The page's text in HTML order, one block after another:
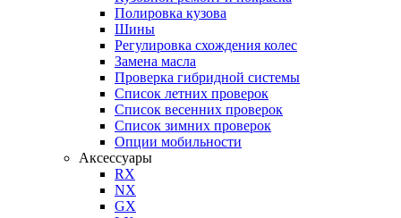
Полировка кузова
Шины
Регулировка схождения колес
Замена масла
Проверка гибридной системы
Список летних проверок
Список весенних проверок
Список зимних проверок
Опции мобильности
Аксессуары
RX
NX
GX